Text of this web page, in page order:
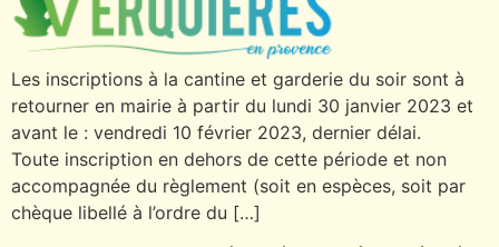
Les inscriptions à la cantine et garderie du soir sont à
retourner en mairie à partir du lundi 30 janvier 2023 et
avant le : vendredi 10 février 2023, dernier délai.
Toute inscription en dehors de cette période et non
accompagnée du règlement (soit en espèces, soit par
chèque libellé à l’ordre du […]